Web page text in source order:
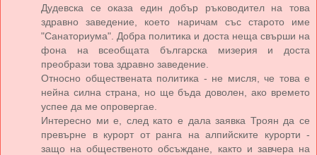
Дудевска се оказа един добър ръководител на това
здравно заведение, което наричам със старото име
"Санаториума". Добра политика и доста неща свърши на
фона на всеобщата българска мизерия и доста
преобрази това здравно заведение.
Относно обществената политика - не мисля, че това е
нейна силна страна, но ще бъда доволен, ако времето
успее да ме опровергае.
Интересно ми е, след като е дала заявка Троян да се
превърне в курорт от ранга на алпийските курорти -
защо на общественото обсъждане, както и завчера на